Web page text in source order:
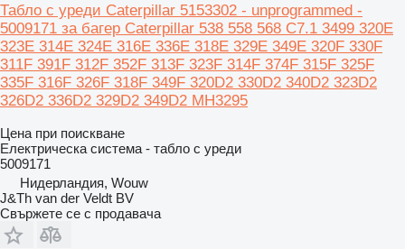
Табло с уреди Caterpillar 5153302 - unprogrammed -
5009171 за багер Caterpillar 538 558 568 C7.1 3499 320E
323E 314E 324E 316E 336E 318E 329E 349E 320F 330F
311F 391F 312F 352F 313F 323F 314F 374F 315F 325F
335F 316F 326F 318F 349F 320D2 330D2 340D2 323D2
326D2 336D2 329D2 349D2 MH3295
Цена при поискване
Електрическа система - табло с уреди
5009171
Нидерландия, Wouw
J&Th van der Veldt BV
Свържете се с продавача